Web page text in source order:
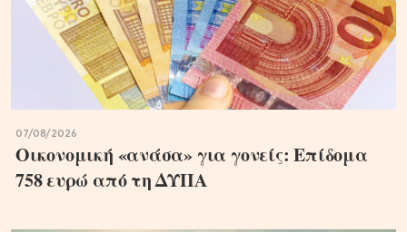
07/08/2026
Oικονομική «ανάσα» για γονείς: Επίδομα
758 ευρώ από τη ΔΥΠΑ